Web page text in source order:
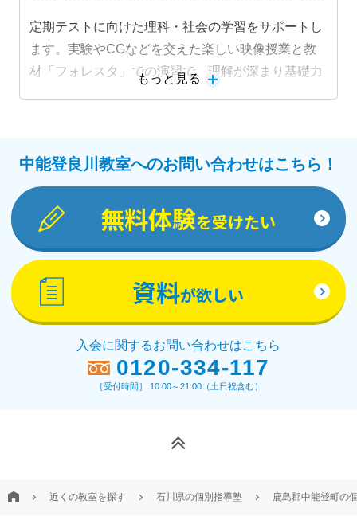
定期テストに向けた理科・社会の学習をサポートし
ます。実験やCGなどを交えた楽しい映像授業と教
材「フォレスタ」での演習で、理解が深まり基礎力
もっと見る
中能登良川教室へのお問い合わせはこちら！
無料体験を受けたい
資料が欲しい
入会に関するお問い合わせはこちら
0120-334-117
［受付時間］ 10:00～21:00（土日祝含む）
近くの教室を探す 石川県の個別指導塾 鹿島郡中能登町の